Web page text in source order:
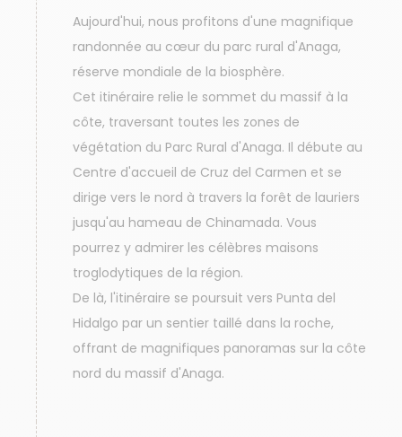
Aujourd'hui, nous profitons d'une magnifique
randonnée au cœur du parc rural d'Anaga,
réserve mondiale de la biosphère.
Cet itinéraire relie le sommet du massif à la
côte, traversant toutes les zones de
végétation du Parc Rural d'Anaga. Il débute au
Centre d'accueil de Cruz del Carmen et se
dirige vers le nord à travers la forêt de lauriers
jusqu'au hameau de Chinamada. Vous
pourrez y admirer les célèbres maisons
troglodytiques de la région.
De là, l'itinéraire se poursuit vers Punta del
Hidalgo par un sentier taillé dans la roche,
offrant de magnifiques panoramas sur la côte
nord du massif d'Anaga.